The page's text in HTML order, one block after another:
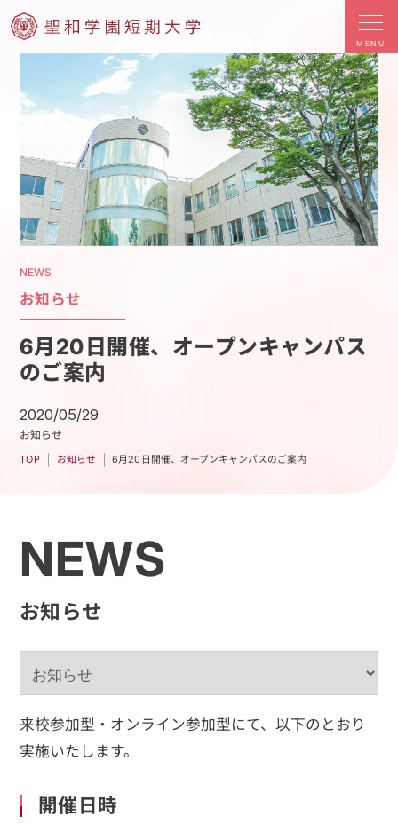
MENU
NEWS
お知らせ
6月20日開催、オープンキャンパス
のご案内
2020/05/29
お知らせ
TOP お知らせ 6月20日開催、オープンキャンパスのご案内
NEWS
お知らせ
来校参加型・オンライン参加型にて、以下のとおり
実施いたします。
開催日時